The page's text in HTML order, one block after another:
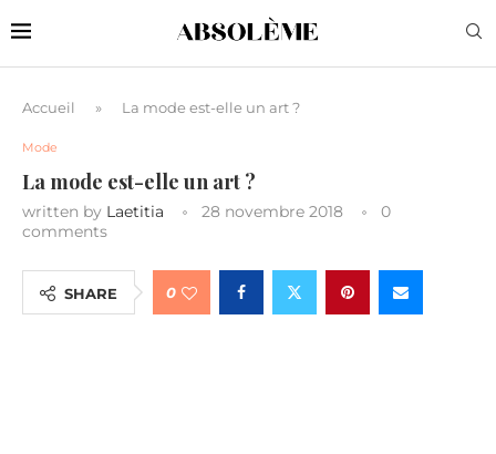
Accueil » La mode est-elle un art ?
Mode
La mode est-elle un art ?
written by Laetitia 28 novembre 2018
0
comments
SHARE 0